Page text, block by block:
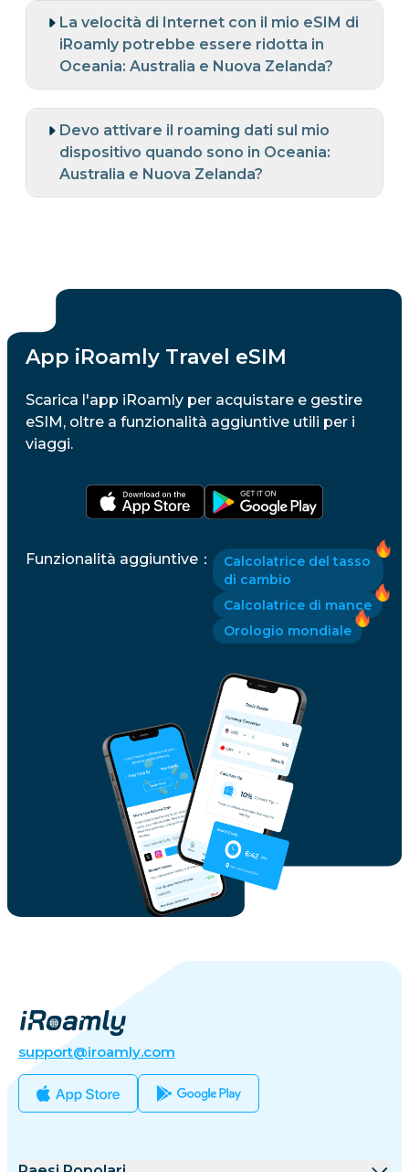
La velocità di Internet con il mio eSIM di
iRoamly potrebbe essere ridotta in
Oceania: Australia e Nuova Zelanda?
Devo attivare il roaming dati sul mio
dispositivo quando sono in Oceania:
Australia e Nuova Zelanda?
App iRoamly Travel eSIM
Scarica l'app iRoamly per acquistare e gestire
eSIM, oltre a funzionalità aggiuntive utili per i
viaggi.
Funzionalità aggiuntive ：
Calcolatrice del tasso
di cambio
Calcolatrice di mance
Orologio mondiale
support@iroamly.com